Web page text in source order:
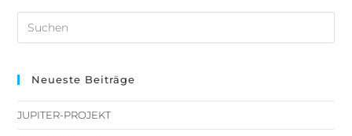
Neueste Beiträge
JUPITER-PROJEKT